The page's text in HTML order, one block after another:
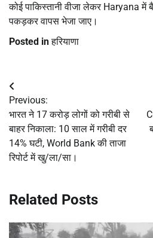
कोई पाकिस्तानी वीजा लेकर Haryana में
पकड़कर वापस भेजा जाए।
Posted inहरियाणा
Post
navigation
Previous:
भारत ने 17 करोड़ लोगों को गरीबी से
बाहर निकाला: 10 साल में गरीबी दर
14% घटी, World Bank की ताजा
रिपोर्ट में खु/ला/सा।
Related Posts